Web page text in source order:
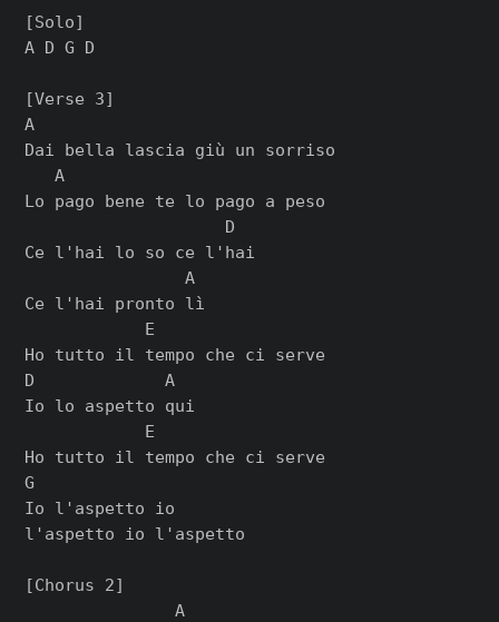
[Solo]
A D G D
[Verse 3]
A
Dai bella lascia giù un sorriso
   A
Lo pago bene te lo pago a peso
                    D
Ce l'hai lo so ce l'hai
                A
Ce l'hai pronto lì
            E
Ho tutto il tempo che ci serve
D             A
Io lo aspetto qui
            E
Ho tutto il tempo che ci serve
G
Io l'aspetto io
l'aspetto io l'aspetto
[Chorus 2]
               A